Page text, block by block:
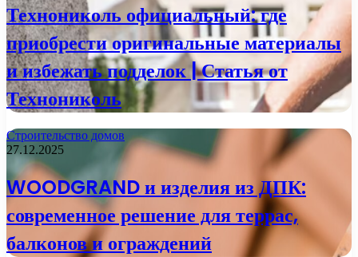
Технониколь официальный: где
приобрести оригинальные материалы
и избежать подделок | Статья от
Технониколь
Строительство домов
27.12.2025
WOODGRAND и изделия из ДПК:
современное решение для террас,
балконов и ограждений